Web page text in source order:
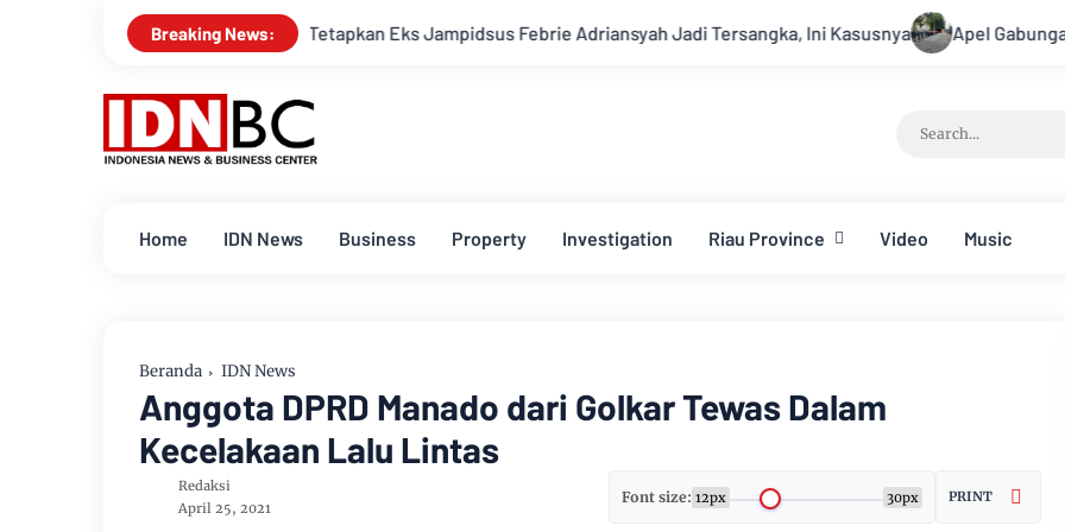
Breaking News:
Polisi Tetapkan Eks Jampidsus Febrie Adriansyah Jadi Tersangka, Ini Kasusnya Apel Gabungan Kesiapsiagaan
Home IDN News Business Property Investigation Riau Province Video Music
Beranda IDN News
Anggota DPRD Manado dari Golkar Tewas Dalam
Kecelakaan Lalu Lintas
Redaksi
April 25, 2021
Font size: 12px 30px PRINT